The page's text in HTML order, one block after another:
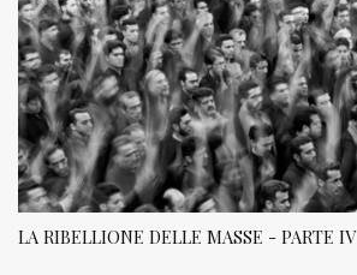
LA RIBELLIONE DELLE MASSE - PARTE IV